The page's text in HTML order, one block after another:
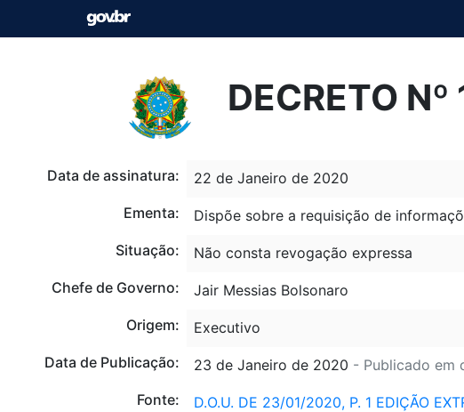
DECRETO
Data de assinatura:
22 de Janeiro de 2020
Ementa:
Dispõe sobre a requisição de
Situação:
Não consta revogação expressa
Chefe de Governo:
Jair Messias Bolsonaro
Origem:
Executivo
Data de Publicação:
23 de Janeiro de 2020 - Publicado em
Fonte:
D.O.U. DE 23/01/2020, P. 1 EDIÇÃO